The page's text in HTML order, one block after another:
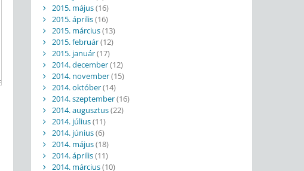
2015. május(16)
2015. április(16)
2015. március(13)
2015. február(12)
2015. január(17)
2014. december(12)
2014. november(15)
2014. október(14)
2014. szeptember(16)
2014. augusztus(22)
2014. július(11)
2014. június(6)
2014. május(18)
2014. április(11)
2014. március(10)